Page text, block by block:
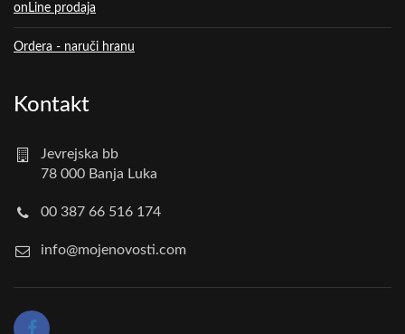
onLine prodaja
Ordera - naruči hranu
Kontakt
Jevrejska bb
78 000 Banja Luka
00 387 66 516 174
info@mojenovosti.com